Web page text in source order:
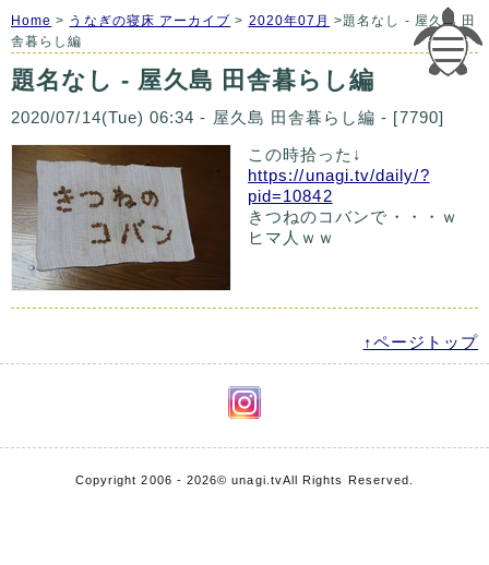
Home > うなぎの寝床 アーカイブ > 2020年07月 >題名なし - 屋久島 田
舎暮らし編
題名なし - 屋久島 田舎暮らし編
2020/07/14(Tue) 06:34 - 屋久島 田舎暮らし編 - [7790]
この時拾った↓
https://unagi.tv/daily/?
pid=10842
きつねのコバンで・・・ｗ
ヒマ人ｗｗ
↑ページトップ
Copyright 2006 - 2026© unagi.tvAll Rights Reserved.